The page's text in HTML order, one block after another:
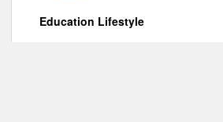
Education Lifestyle